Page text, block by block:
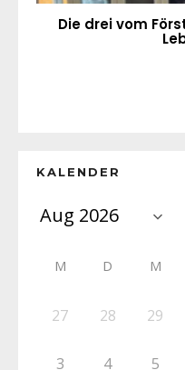
Die drei vom
KALENDER
M D M
27 28 29
3 4 5